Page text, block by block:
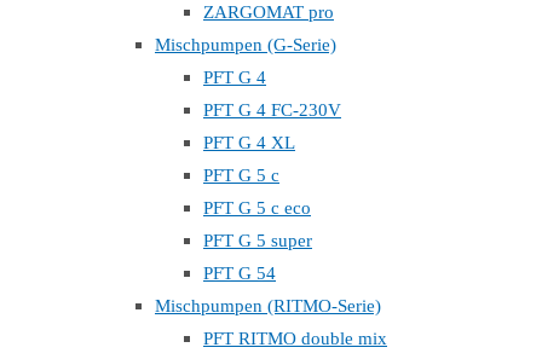
ZARGOMAT pro
Mischpumpen (G-Serie)
PFT G 4
PFT G 4 FC-230V
PFT G 4 XL
PFT G 5 c
PFT G 5 c eco
PFT G 5 super
PFT G 54
Mischpumpen (RITMO-Serie)
PFT RITMO double mix